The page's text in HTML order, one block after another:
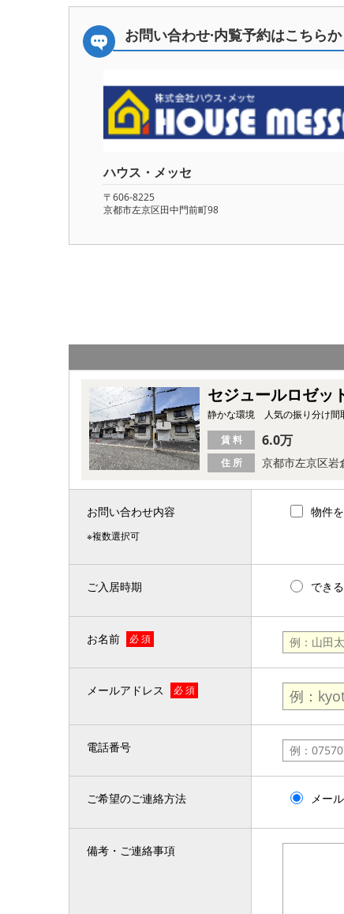
お問い合わせ·内覧予約はこちら
ハウス・メッセ
〒606-8225
京都市左京区田中門前町98
セジュールロゼッ
静かな環境 人気の振り分け間
住 所 京都市左京区岩
賃 料 6.0万
お問い合わせ内容
※複数選択可
物件
ご入居時期 でき
お名前 必 須
メールアドレス 必 須
電話番号
ご希望のご連絡方法 メール
備考・ご連絡事項